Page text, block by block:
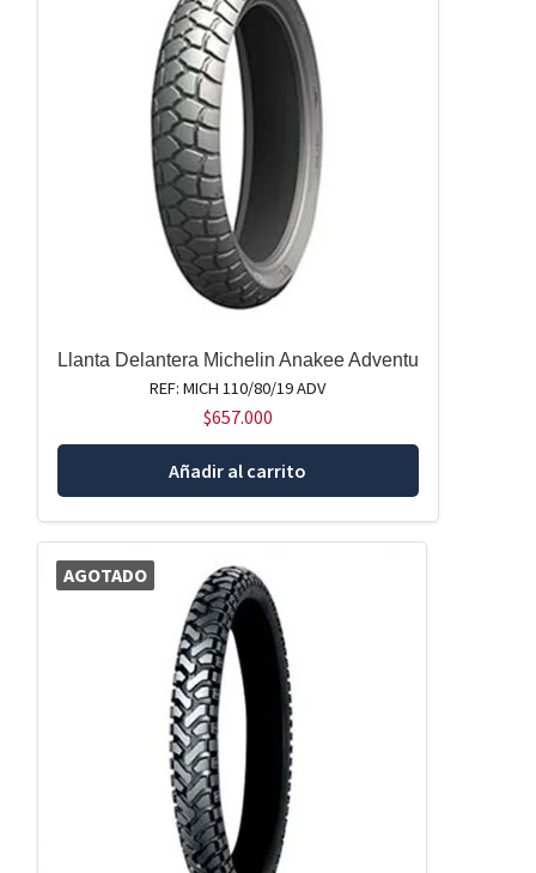
Llanta Delantera Michelin Anakee Adventu
REF: MICH 110/80/19 ADV
$657.000
Añadir al carrito
AGOTADO